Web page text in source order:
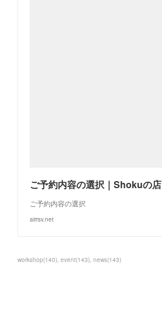
ご予約内容の選択｜Shokuの店
ご予約内容の選択
airrsv.net
workshop(140) event(143) news(143)